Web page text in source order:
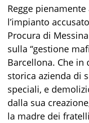
Regge
l’impianto
Procura di
sulla “gestione
Barcellona. Che in
storica azienda di
speciali, e
dalla sua
la madre dei